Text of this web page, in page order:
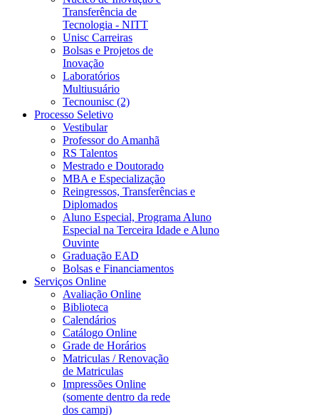
Transferência de
Tecnologia - NITT
Unisc Carreiras
Bolsas e Projetos de
Inovação
Laboratórios
Multiusuário
Tecnounisc (2)
Processo Seletivo
Vestibular
Professor do Amanhã
RS Talentos
Mestrado e Doutorado
MBA e Especialização
Reingressos, Transferências e
Diplomados
Aluno Especial, Programa Aluno
Especial na Terceira Idade e Aluno
Ouvinte
Graduação EAD
Bolsas e Financiamentos
Serviços Online
Avaliação Online
Biblioteca
Calendários
Catálogo Online
Grade de Horários
Matriculas / Renovação
de Matriculas
Impressões Online
(somente dentro da rede
dos campi)